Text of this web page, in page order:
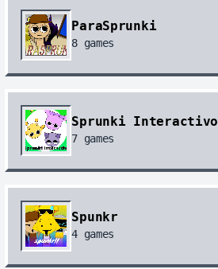
ParaSprunki
8 games
Sprunki Interactivo
7 games
Spunkr
4 games